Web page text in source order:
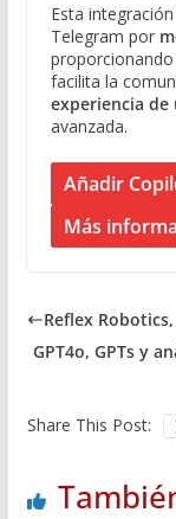
Esta
Telegram por
facilita la
experiencia de
avanzada.
Añadir
Más
Reflex
GPT4o, GPTs y
Share This Post: